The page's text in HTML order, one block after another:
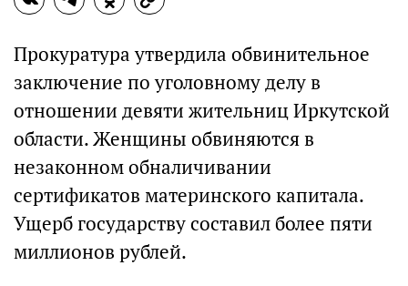
Прокуратура утвердила обвинительное
заключение по уголовному делу в
отношении девяти жительниц Иркутской
области. Женщины обвиняются в
незаконном обналичивании
сертификатов материнского капитала.
Ущерб государству составил более пяти
миллионов рублей.